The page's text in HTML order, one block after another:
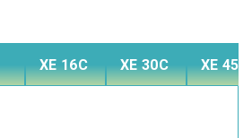
XE 16C XE 30C XE 45C